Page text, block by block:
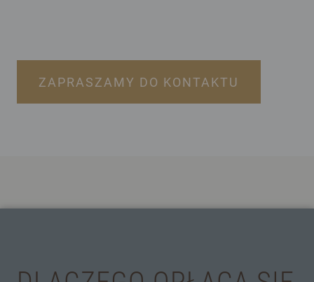
ZAPRASZAMY DO KONTAKTU